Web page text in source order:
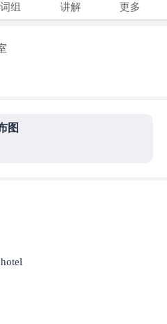
词组 讲解 更多
图